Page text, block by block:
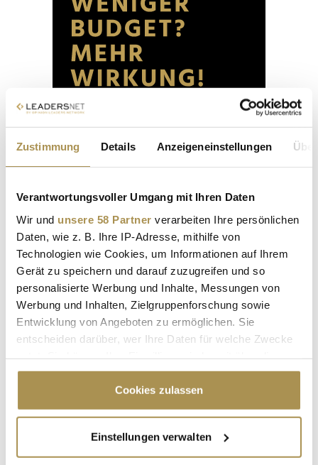
Zustimmung Details Anzeigeneinstellungen
Verantwortungsvoller Umgang mit Ihren Daten
Wir und unsere 58 Partner verarbeiten Ihre persönlichen
Daten, wie z. B. Ihre IP-Adresse, mithilfe von
Technologien wie Cookies, um Informationen auf Ihrem
Gerät zu speichern und darauf zuzugreifen und so
personalisierte Werbung und Inhalte, Messungen von
Werbung und Inhalten, Zielgruppenforschung sowie
Entwicklung von Angeboten zu ermöglichen. Sie
entscheiden darüber, wer Ihre Daten für welche Zwecke
Cookie-Erklärung oder durch Klicken auf das Privacy
Trigger Symbol ändern oder widerrufen
Informationen über Ihre geografische Lage
erfassen, welche bis auf einige Meter genau sein
Cookies zulassen
Einstellungen verwalten